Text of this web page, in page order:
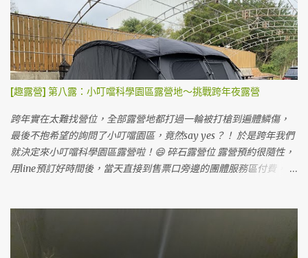
[趣露營] 第八露：小叮噹科學園區露營地～挑戰跨年夜露營
跨年實在太難找營位，全部露營地都打過一輪被打槍到遍體鱗傷，
最後不抱希望的詢問了小叮噹園區，竟然say yes？！ 於是跨年我們
就決定來小叮噹科學園區露營啦！😄 碎石露營位 露營預約很隨性，
用line預訂好時間後，當天直接到售票口旁邊的團體服務區付費，會
們搭在旁邊的碎石區，上面有鋼架。這次露營最慘的就在這裡，因